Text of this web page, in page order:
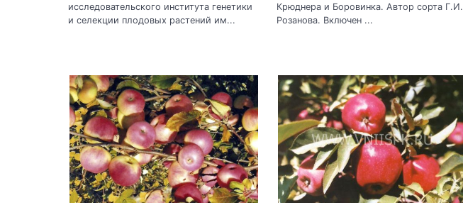
исследовательского института генетики
и селекции плодовых растений им...
Крюднера и Боровинка. Автор сорта Г.И.
Розанова. Включен ...